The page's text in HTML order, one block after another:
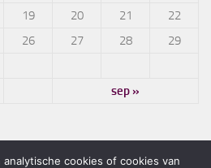
19 20 21
22
26 27 28
29
sep »
cookies of cookies van